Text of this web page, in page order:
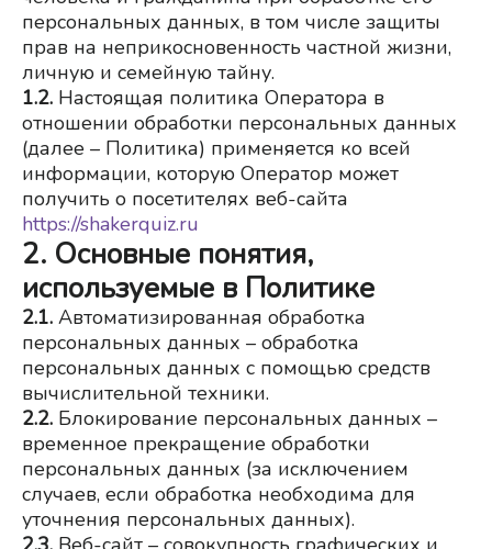
персональных данных, в том числе защиты
прав на неприкосновенность частной жизни,
личную и семейную тайну.
1.2. Настоящая политика Оператора в
отношении обработки персональных данных
(далее – Политика) применяется ко всей
информации, которую Оператор может
получить о посетителях веб-сайта
https://shakerquiz.ru
2. Основные понятия,
используемые в Политике
2.1. Автоматизированная обработка
персональных данных – обработка
персональных данных с помощью средств
вычислительной техники.
2.2. Блокирование персональных данных –
временное прекращение обработки
персональных данных (за исключением
случаев, если обработка необходима для
уточнения персональных данных).